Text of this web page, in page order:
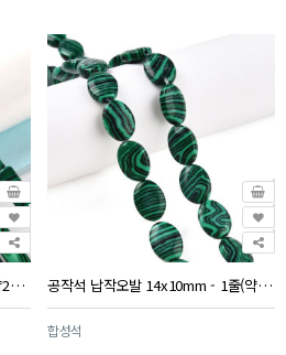
공작석 튜브 14~13x4mm - 1줄(약28개) 공작석 납작오발 14x10mm - 1줄(약27개)
합성석